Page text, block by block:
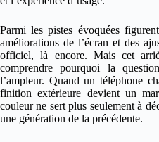
Parmi les pistes évoquées
améliorations de l’écran et des
officiel, là encore. Mais cet
comprendre pourquoi la
l’ampleur. Quand un téléphone
finition extérieure devient un
couleur ne sert plus seulement à
une génération de la précédente.